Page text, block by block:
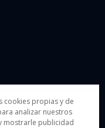
cookies propias y de
analizar nuestros
mostrarle publicidad